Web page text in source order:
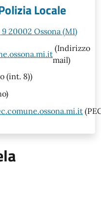
Locale
20002 Ossona (MI)
(Indirizzo
mail)
(int. 8))